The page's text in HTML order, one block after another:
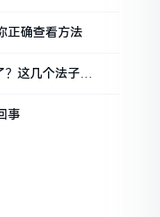
正确查看方法
这几个法子能
事